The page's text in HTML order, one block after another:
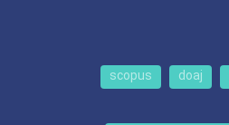
doaj
scopus